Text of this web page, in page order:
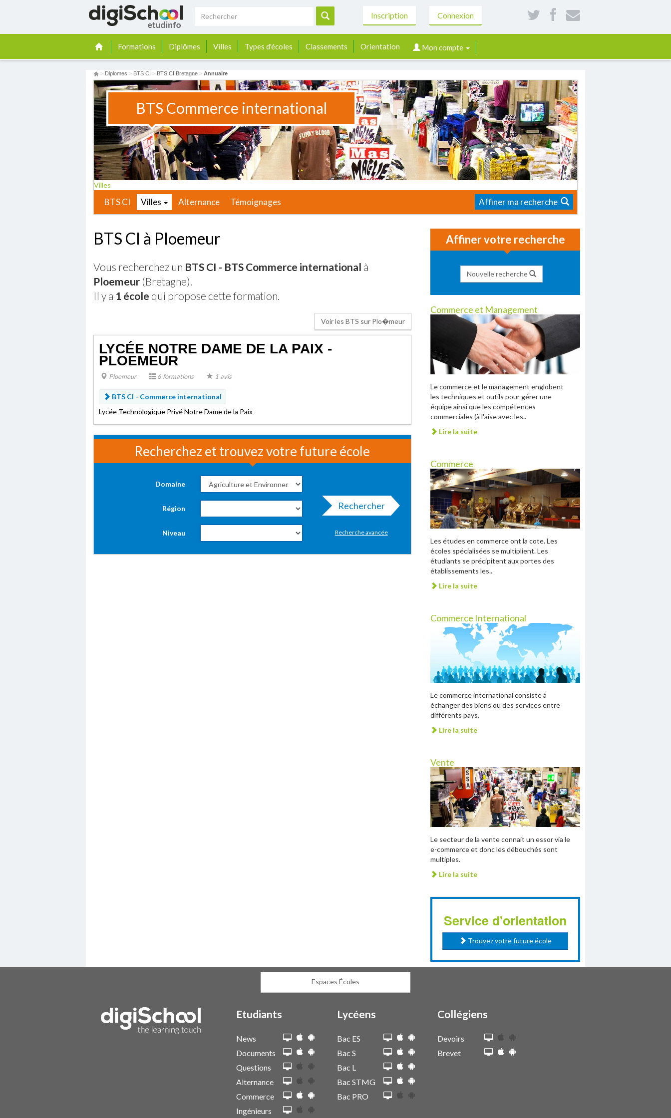
Inscription Connexion
Formations Diplômes Villes Types d'écoles Classements Orientation Mon compte
> Diplomes > BTS CI > BTS CI Bretagne > Annuaire
BTS Commerce international
Villes
BTS CI Villes Alternance Témoignages Affiner ma recherche
BTS CI à Ploemeur
Vous recherchez un BTS CI - BTS Commerce international à
Ploemeur (Bretagne).
Il y a 1 école qui propose cette formation.
Voir les BTS sur Plo�meur
LYCÉE NOTRE DAME DE LA PAIX -
PLOEMEUR
Ploemeur 6 formations 1 avis
BTS CI - Commerce international
Lycée Technologique Privé Notre Dame de la Paix
Recherchez et trouvez votre future école
Domaine
Région
Niveau
Rechercher
Recherche avancée
Affiner votre recherche
Nouvelle recherche
Commerce et Management
Le commerce et le management englobent
les techniques et outils pour gérer une
équipe ainsi que les compétences
commerciales (à l'aise avec les..
Lire la suite
Commerce
Les études en commerce ont la cote. Les
écoles spécialisées se multiplient. Les
étudiants se précipitent aux portes des
établissements les..
Lire la suite
Commerce International
Le commerce international consiste à
échanger des biens ou des services entre
différents pays.
Lire la suite
Vente
Le secteur de la vente connait un essor via le
e-commerce et donc les débouchés sont
multiples.
Lire la suite
Service d'orientation
Trouvez votre future école
Espaces Écoles
Etudiants
News
Documents
Questions
Alternance
Commerce
Ingénieurs
Lycéens
Bac ES
Bac S
Bac L
Bac STMG
Bac PRO
Collégiens
Devoirs
Brevet